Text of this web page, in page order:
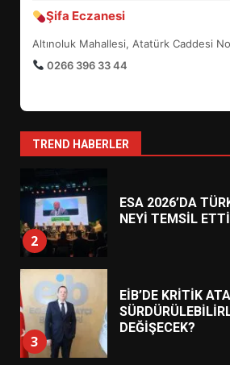
Şifa Eczanesi
Altınoluk Mahallesi, Atatürk Caddesi
0266 396 33 44
TREND HABERLER
7
YENİ YÖNETİM
ŞEKİLLENDİ?
1
HAREKETE
2
ESA 2026’DA
NEYİ TEMSİL
3
EİB’DE KRİTİK
DEĞİŞECEK?